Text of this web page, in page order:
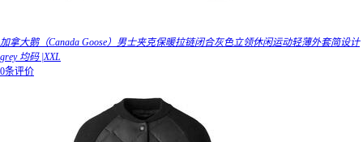
加拿大鹅（Canada Goose）男士夹克保暖拉链闭合灰色立领休闲运动轻薄外套简设计
grey 均码 |XXL
0条评价